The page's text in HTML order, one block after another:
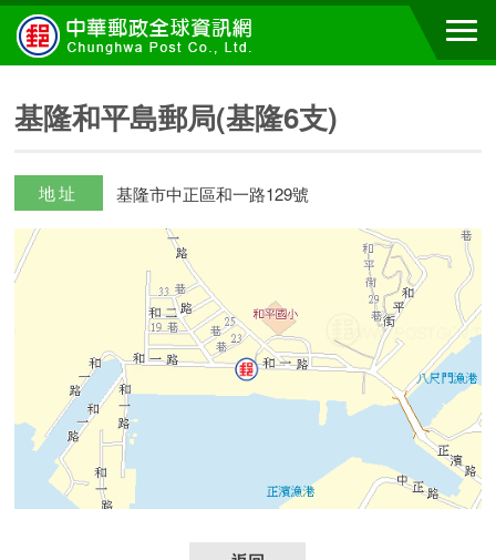
基隆和平島郵局(基隆6支)
地址 基隆市中正區和一路129號